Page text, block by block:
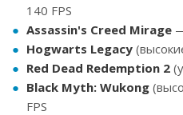
140 FPS
Assassin's Creed Mirage
Hogwarts Legacy
Red Dead Redemption 2
Black Myth: Wukong
FPS